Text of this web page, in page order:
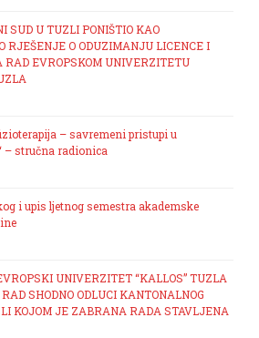
SUD U TUZLI PONIŠTIO KAO
RJEŠENJE O ODUZIMANJU LICENCE I
RAD EVROPSKOM UNIVERZITETU
– savremeni pristupi u
– stručna radionica
i upis ljetnog semestra akademske
UNIVERZITET “KALLOS” TUZLA
SHODNO ODLUCI KANTONALNOG
KOJOM JE ZABRANA RADA STAVLJENA